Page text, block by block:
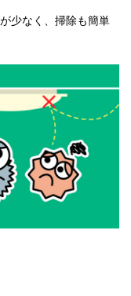
少なく、掃除も簡単